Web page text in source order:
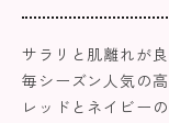
サラリと肌離れが
毎シーズン人気の
レッドとネイビー